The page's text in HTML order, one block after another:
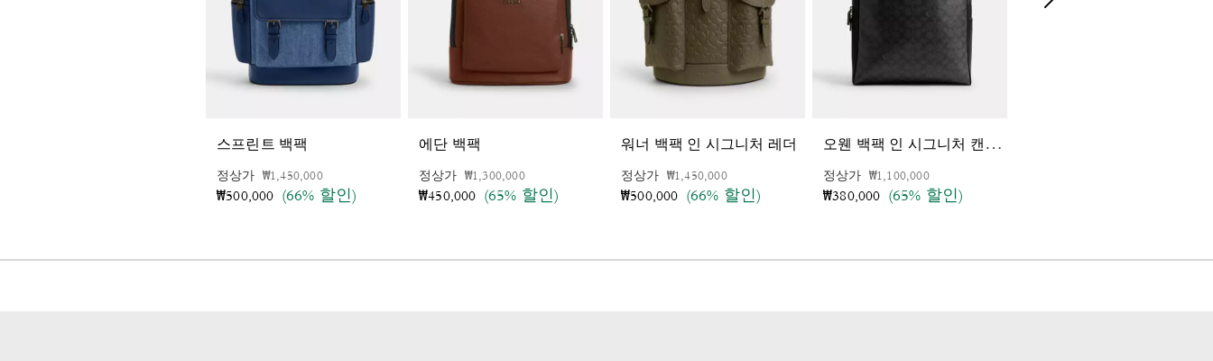
스프린트 백팩
정상가 가격 인하 전
₩1,450,000인하됨
₩500,000 (66% 할인)
에단 백팩
정상가 가격 인하 전
₩1,300,000인하됨
₩450,000 (65% 할인)
워너 백팩 인 시그니처 레더
정상가 가격 인하 전
₩1,450,000인하됨
₩500,000 (66% 할인)
오
웬 백팩 인 시그니처 캔버스
정상가 가격 인하 전
₩1,100,000인하됨
₩380,000 (65% 할인)